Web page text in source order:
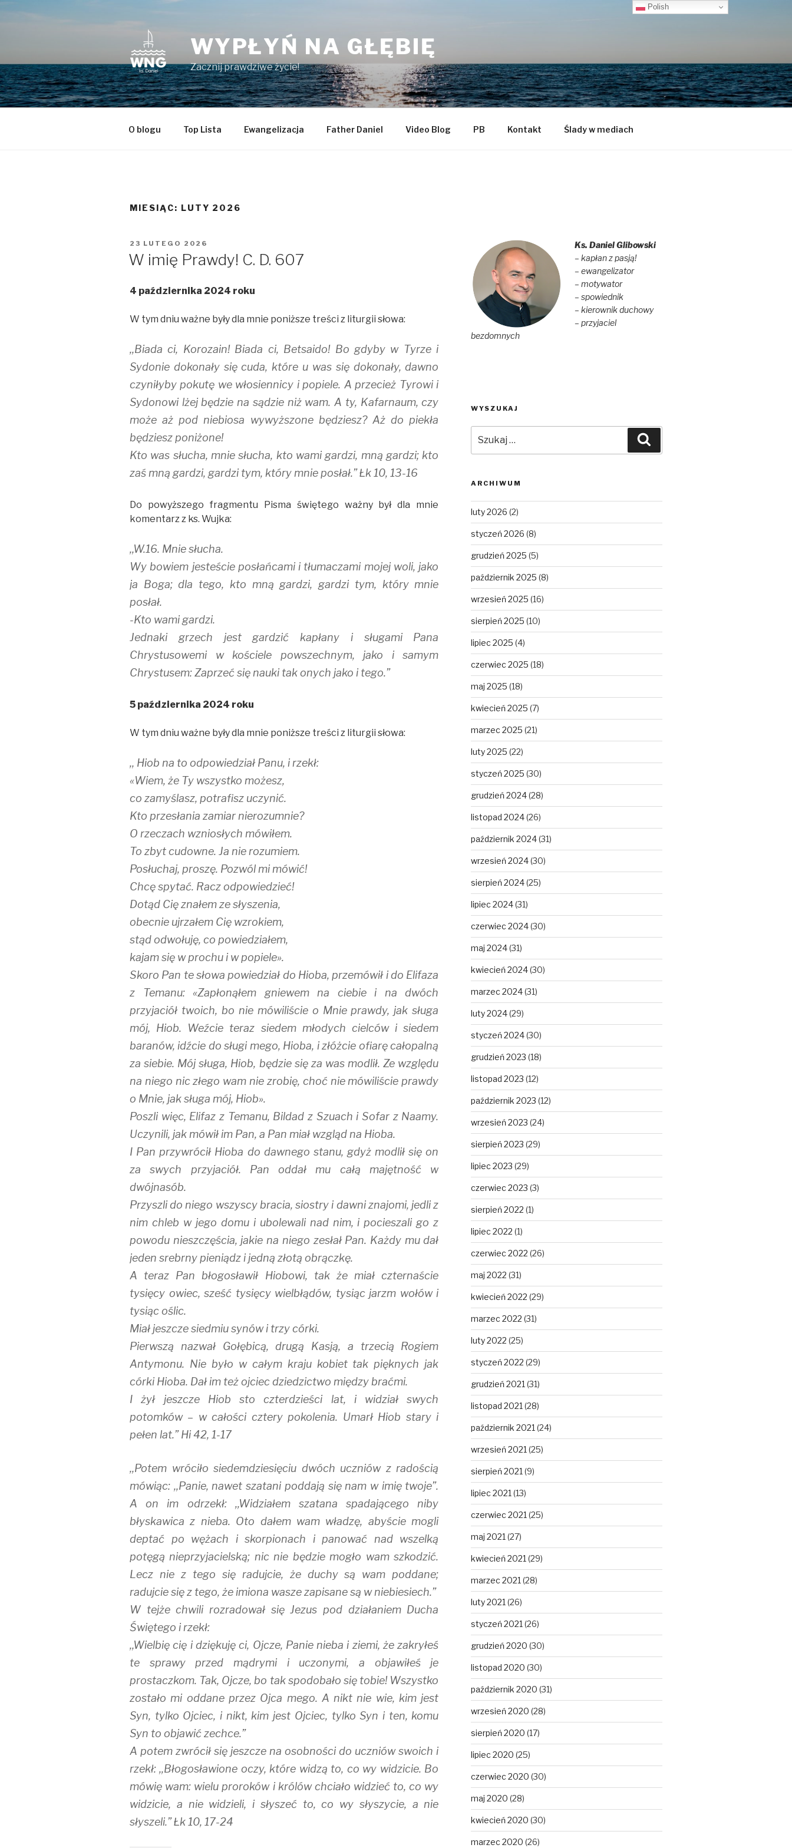
WYPŁYŃ NA GŁĘBIĘ
Zacznij prawdziwe życie!
O blogu Top Lista Ewangelizacja Father Daniel Video Blog PB Kontakt Ślady w mediach
MIESIĄC: LUTY 2026
OPUBLIKOWANE
23 LUTEGO 2026
W imię Prawdy! C. D. 607
4 października 2024 roku
W tym dniu ważne były dla mnie poniższe treści z liturgii słowa:
,,Biada ci, Korozain! Biada ci, Betsaido! Bo gdyby w Tyrze i
Sydonie dokonały się cuda, które u was się dokonały, dawno
czyniłyby pokutę we włosiennicy i popiele. A przecież Tyrowi i
Sydonowi lżej będzie na sądzie niż wam. A ty, Kafarnaum, czy
może aż pod niebiosa wywyższone będziesz? Aż do piekła
będziesz poniżone!
Kto was słucha, mnie słucha, kto wami gardzi, mną gardzi; kto
zaś mną gardzi, gardzi tym, który mnie posłał.” Łk 10, 13-16
Do powyższego fragmentu Pisma świętego ważny był dla mnie
komentarz z ks. Wujka:
,,W.16. Mnie słucha.
Wy bowiem jesteście posłańcami i tłumaczami mojej woli, jako
ja Boga; dla tego, kto mną gardzi, gardzi tym, który mnie
posłał.
-Kto wami gardzi.
Jednaki grzech jest gardzić kapłany i sługami Pana
Chrystusowemi w kościele powszechnym, jako i samym
Chrystusem: Zaprzeć się nauki tak onych jako i tego.”
5 października 2024 roku
W tym dniu ważne były dla mnie poniższe treści z liturgii słowa:
,, Hiob na to odpowiedział Panu, i rzekł:
«Wiem, że Ty wszystko możesz,
co zamyślasz, potrafisz uczynić.
Kto przesłania zamiar nierozumnie?
O rzeczach wzniosłych mówiłem.
To zbyt cudowne. Ja nie rozumiem.
Posłuchaj, proszę. Pozwól mi mówić!
Chcę spytać. Racz odpowiedzieć!
Dotąd Cię znałem ze słyszenia,
obecnie ujrzałem Cię wzrokiem,
stąd odwołuję, co powiedziałem,
kajam się w prochu i w popiele».
Skoro Pan te słowa powiedział do Hioba, przemówił i do Elifaza
z Temanu: «Zapłonąłem gniewem na ciebie i na dwóch
przyjaciół twoich, bo nie mówiliście o Mnie prawdy, jak sługa
mój, Hiob. Weźcie teraz siedem młodych cielców i siedem
baranów, idźcie do sługi mego, Hioba, i złóżcie ofiarę całopalną
za siebie. Mój sługa, Hiob, będzie się za was modlił. Ze względu
na niego nic złego wam nie zrobię, choć nie mówiliście prawdy
o Mnie, jak sługa mój, Hiob».
Poszli więc, Elifaz z Temanu, Bildad z Szuach i Sofar z Naamy.
Uczynili, jak mówił im Pan, a Pan miał wzgląd na Hioba.
I Pan przywrócił Hioba do dawnego stanu, gdyż modlił się on
za swych przyjaciół. Pan oddał mu całą majętność w
dwójnasób.
Przyszli do niego wszyscy bracia, siostry i dawni znajomi, jedli z
nim chleb w jego domu i ubolewali nad nim, i pocieszali go z
powodu nieszczęścia, jakie na niego zesłał Pan. Każdy mu dał
jeden srebrny pieniądz i jedną złotą obrączkę.
A teraz Pan błogosławił Hiobowi, tak że miał czternaście
tysięcy owiec, sześć tysięcy wielbłądów, tysiąc jarzm wołów i
tysiąc oślic.
Miał jeszcze siedmiu synów i trzy córki.
Pierwszą nazwał Gołębicą, drugą Kasją, a trzecią Rogiem
Antymonu. Nie było w całym kraju kobiet tak pięknych jak
córki Hioba. Dał im też ojciec dziedzictwo między braćmi.
I żył jeszcze Hiob sto czterdzieści lat, i widział swych
potomków – w całości cztery pokolenia. Umarł Hiob stary i
pełen lat.” Hi 42, 1-17
,,Potem wróciło siedemdziesięciu dwóch uczniów z radością
mówiąc: ,,Panie, nawet szatani poddają się nam w imię twoje”.
A on im odrzekł: ,,Widziałem szatana spadającego niby
błyskawica z nieba. Oto dałem wam władzę, abyście mogli
deptać po wężach i skorpionach i panować nad wszelką
potęgą nieprzyjacielską; nic nie będzie mogło wam szkodzić.
Lecz nie z tego się radujcie, że duchy są wam poddane;
radujcie się z tego, że imiona wasze zapisane są w niebiesiech.”
W tejże chwili rozradował się Jezus pod działaniem Ducha
Świętego i rzekł:
,,Wielbię cię i dziękuję ci, Ojcze, Panie nieba i ziemi, że zakryłeś
te sprawy przed mądrymi i uczonymi, a objawiłeś je
prostaczkom. Tak, Ojcze, bo tak spodobało się tobie! Wszystko
zostało mi oddane przez Ojca mego. A nikt nie wie, kim jest
Syn, tylko Ojciec, i nikt, kim jest Ojciec, tylko Syn i ten, komu
Syn to objawić zechce.”
A potem zwrócił się jeszcze na osobności do uczniów swoich i
rzekł: ,,Błogosławione oczy, które widzą to, co wy widzicie. Bo
mówię wam: wielu proroków i królów chciało widzieć to, co wy
widzicie, a nie widzieli, i słyszeć to, co wy słyszycie, a nie
słyszeli.” Łk 10, 17-24
Ks. Daniel Glibowski
– kapłan z pasją!
– ewangelizator
– motywator
– spowiednik
– kierownik duchowy
– przyjaciel
bezdomnych
WYSZUKAJ
ARCHIWUM
luty 2026 (2)
styczeń 2026 (8)
grudzień 2025 (5)
październik 2025 (8)
wrzesień 2025 (16)
sierpień 2025 (10)
lipiec 2025 (4)
czerwiec 2025 (18)
maj 2025 (18)
kwiecień 2025 (7)
marzec 2025 (21)
luty 2025 (22)
styczeń 2025 (30)
grudzień 2024(28)
listopad 2024(26)
październik 2024(31)
wrzesień 2024(30)
sierpień 2024(25)
lipiec 2024(31)
czerwiec 2024(30)
maj 2024(31)
kwiecień 2024(30)
marzec 2024(31)
luty 2024(29)
styczeń 2024(30)
grudzień 2023 (18)
listopad 2023 (12)
październik 2023 (12)
wrzesień 2023 (24)
sierpień 2023 (29)
lipiec 2023 (29)
czerwiec 2023 (3)
sierpień 2022 (1)
lipiec 2022 (1)
czerwiec 2022 (26)
maj 2022 (31)
kwiecień 2022 (29)
marzec 2022 (31)
luty 2022 (25)
styczeń 2022 (29)
grudzień 2021 (31)
listopad 2021 (28)
październik 2021 (24)
wrzesień 2021 (25)
sierpień 2021 (9)
lipiec 2021 (13)
czerwiec 2021 (25)
maj 2021 (27)
kwiecień 2021 (29)
marzec 2021 (28)
luty 2021 (26)
styczeń 2021 (26)
grudzień 2020 (30)
listopad 2020 (30)
październik 2020 (31)
wrzesień 2020 (28)
sierpień 2020 (17)
lipiec 2020 (25)
czerwiec 2020 (30)
maj 2020 (28)
kwiecień 2020 (30)
marzec 2020 (26)
Polish